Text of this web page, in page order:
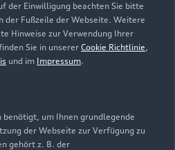
der Einwilligung beachten Sie bitte
der Fußzeile der Webseite. Weitere
Hinweise zur Verwendung Ihrer
Sie in unserer Cookie Richtlinie,
und im Impressum.
benötigt, um Ihnen grundlegende
der Webseite zur Verfügung zu
gehört z. B. der
amMontag 07:30
am